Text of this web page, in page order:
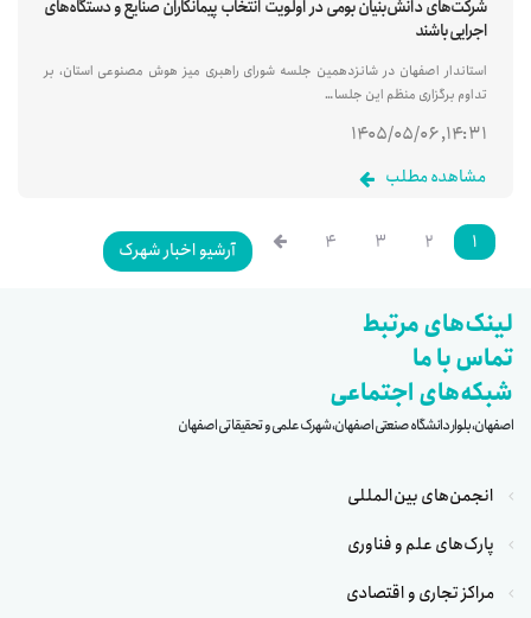
شرکت‌های دانش‌بنیان بومی در اولویت انتخاب پیمانکاران صنایع و دستگاه‌های
اجرایی باشند
استاندار اصفهان در شانزدهمین جلسه شورای راهبری میز هوش مصنوعی استان، بر
تداوم برگزاری منظم این جلسا…
۱۴:۳۱, ۱۴۰۵/۰۵/۰۶
مشاهده مطلب
۱ آرشیو اخبار شهرک
لینک‌های مرتبط
تماس با ما
شبکه‌های اجتماعی
اصفهان، بلوار دانشگاه صنعتی اصفهان، شهرک علمی و تحقیقاتی اصفهان
انجمن‌های بین‌المللی
پارک‌های علم و فناوری
مراکز تجاری و اقتصادی